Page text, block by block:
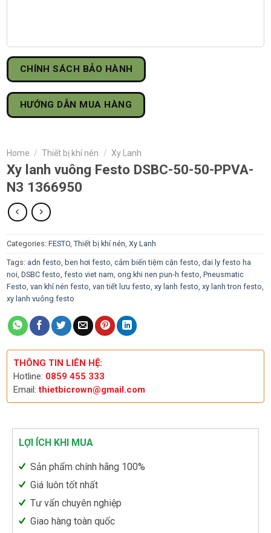
CHÍNH SÁCH BẢO HÀNH
HƯỚNG DẪN MUA HÀNG
Home / Thiết bị khí nén / Xy Lanh
Xy lanh vuông Festo DSBC-50-50-PPVA-
N3 1366950
Categories: FESTO, Thiết bị khí nén, Xy Lanh
Tags: adn festo, ben hơi festo, cảm biến tiệm cận festo, dai ly festo ha
noi, DSBC festo, festo viet nam, ong khi nen pun-h festo, Pneusmatic
Festo, van khí nén festo, van tiết lưu festo, xy lanh festo, xy lanh tron festo,
xy lanh vuông festo
THÔNG TIN LIÊN HỆ:
Hotline: 0859 455 333
Email:thietbicrown@gmail.com
LỢI ÍCH KHI MUA
Sản phẩm chính hãng 100%
Giá luôn tốt nhất
Tư vấn chuyên nghiệp
Giao hàng toàn quốc